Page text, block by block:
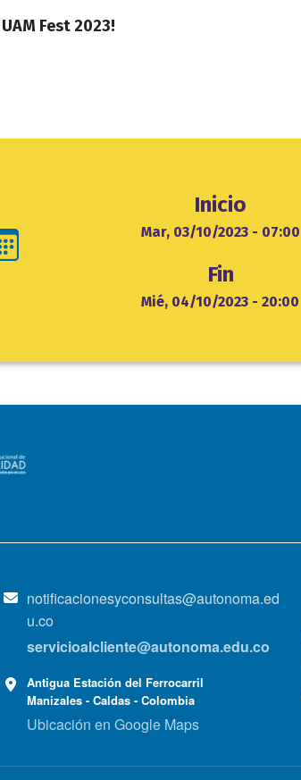
Fest 2023!
Inicio
Mar, 03/10/2023 - 07:00
Fin
Mié, 04/10/2023 - 20:00
notificacionesyconsultas@autonoma.ed
u.co
servicioalcliente@autonoma.edu.co
Antigua Estación del Ferrocarril
Manizales - Caldas - Colombia
Ubicación en Google Maps